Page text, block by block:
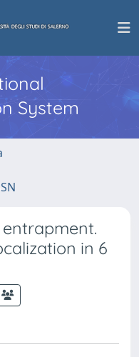
System
in 6